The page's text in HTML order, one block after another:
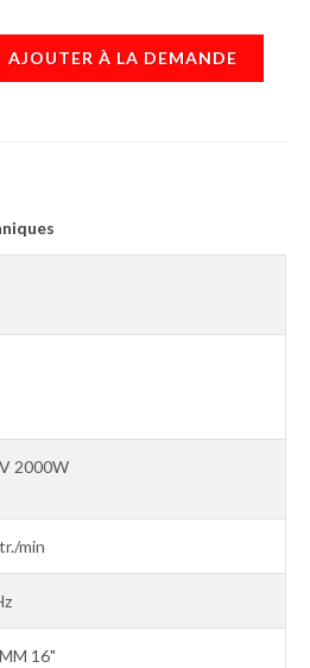
AJOUTER À LA DEMANDE
2000W
min
16"